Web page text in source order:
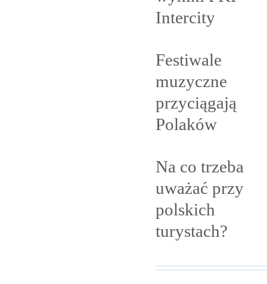
Intercity
Festiwale
muzyczne
przyciągają
Polaków
Na co trzeba
uważać przy
polskich
turystach?